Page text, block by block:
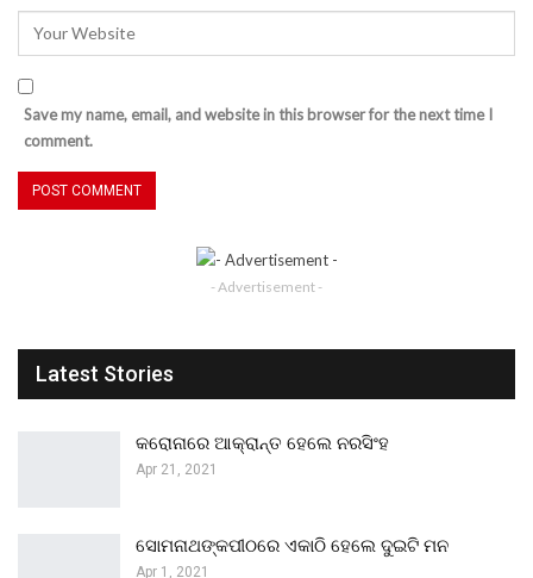
Save my name, email, and website in this browser for the next time I
comment.
- Advertisement -
Latest Stories
କରୋନାରେ ଆକ୍ରାନ୍ତ ହେଲେ ନରସିଂହ
Apr 21, 2021
ସୋମନାଥଙ୍କପୀଠରେ ଏକାଠି ହେଲେ ଦୁଇଟି ମନ
Apr 1, 2021